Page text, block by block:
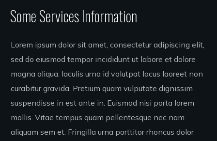
Some Services Information
Lorem ipsum dolor sit amet, consectetur adipiscing elit,
sed do eiusmod tempor incididunt ut labore et dolore
magna aliqua. Iaculis urna id volutpat lacus laoreet non
curabitur gravida. Pretium quam vulputate dignissim
suspendisse in est ante in. Euismod nisi porta lorem
mollis. Vitae tempus quam pellentesque nec nam
aliquam sem et. Fringilla urna porttitor rhoncus dolor